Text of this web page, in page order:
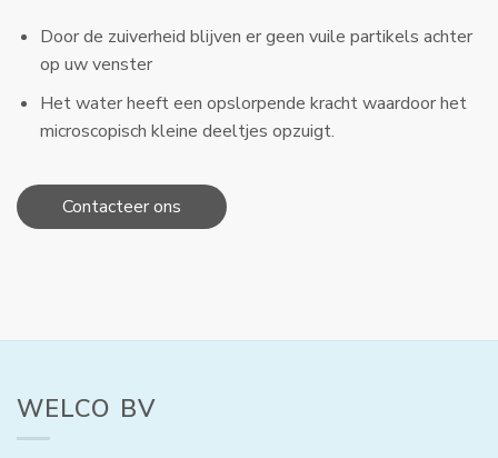
Door de zuiverheid blijven er geen vuile partikels achter
op uw venster
Het water heeft een opslorpende kracht waardoor het
microscopisch kleine deeltjes opzuigt.
Contacteer ons
WELCO BV